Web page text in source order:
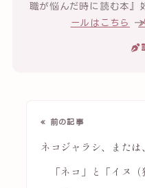
職が悩んだ時に読む本』
ールはこちら
→
« 前の記事
ネコジャラシ、または
「ネコ」と「イヌ（